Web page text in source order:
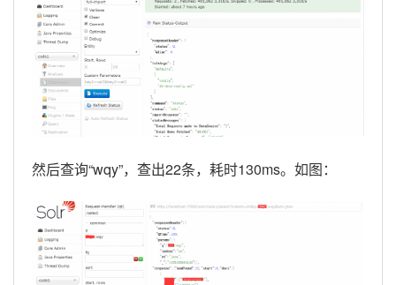
然后查询“wqy”，查出22条，耗时130ms。如图：